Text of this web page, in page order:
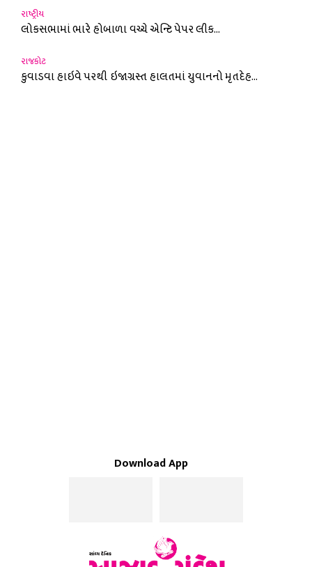
રાષ્ટ્રીય
લોકસભામાં ભારે હોબાળા વચ્ચે એન્ટિ પેપર લીક...
રાજકોટ
કુવાડવા હાઇવે પરથી ઇજાગ્રસ્ત હાલતમાં યુવાનનો મૃતદેહ...
Download App